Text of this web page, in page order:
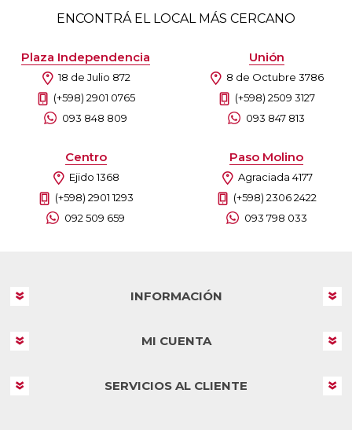
ENCONTRÁ EL LOCAL MÁS CERCANO
Plaza Independencia
18 de Julio 872
(+598) 2901 0765
093 848 809
Unión
8 de Octubre 3786
(+598) 2509 3127
093 847 813
Centro
Ejido 1368
(+598) 2901 1293
092 509 659
Paso Molino
Agraciada 4177
(+598) 2306 2422
093 798 033
INFORMACIÓN
MI CUENTA
SERVICIOS AL CLIENTE